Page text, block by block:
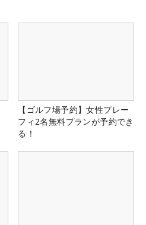
【ゴルフ場予約】女性プレー
フィ2名無料プランが予約でき
る！